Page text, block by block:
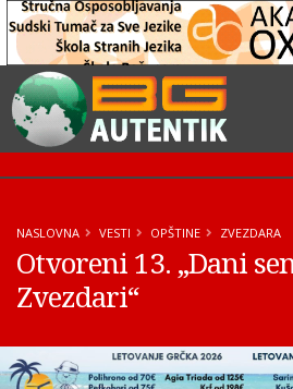
NASLOVNA VESTI OPŠTINE ZVEZDARA
Otvoreni 13. „Dani
Zvezdari“